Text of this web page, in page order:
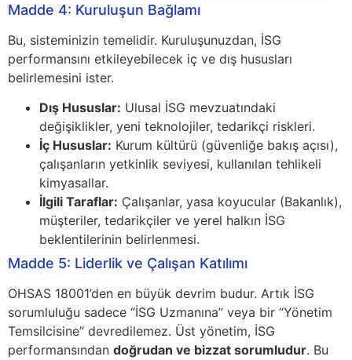
Madde 4: Kuruluşun Bağlamı
Bu, sisteminizin temelidir. Kuruluşunuzdan, İSG
performansını etkileyebilecek iç ve dış hususları
belirlemesini ister.
Dış Hususlar: Ulusal İSG mevzuatındaki
değişiklikler, yeni teknolojiler, tedarikçi riskleri.
İç Hususlar: Kurum kültürü (güvenliğe bakış açısı),
çalışanların yetkinlik seviyesi, kullanılan tehlikeli
kimyasallar.
İlgili Taraflar: Çalışanlar, yasa koyucular (Bakanlık),
müşteriler, tedarikçiler ve yerel halkın İSG
beklentilerinin belirlenmesi.
Madde 5: Liderlik ve Çalışan Katılımı
OHSAS 18001’den en büyük devrim budur. Artık İSG
sorumluluğu sadece “İSG Uzmanına” veya bir “Yönetim
Temsilcisine” devredilemez. Üst yönetim, İSG
performansından doğrudan ve bizzat sorumludur. Bu